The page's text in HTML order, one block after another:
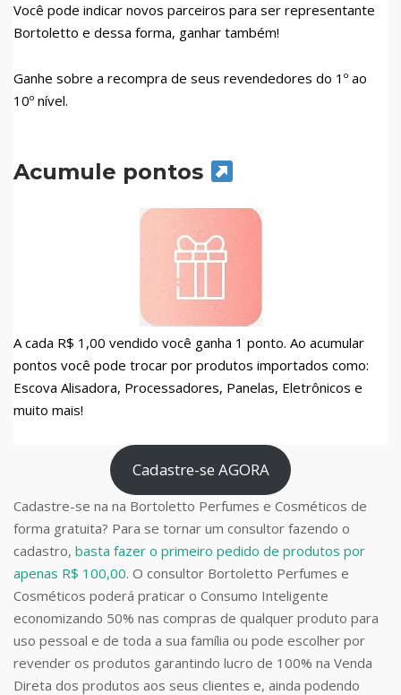
Você pode indicar novos parceiros para ser representante
Bortoletto e dessa forma, ganhar também!
Ganhe sobre a recompra de seus revendedores do 1º ao
10º nível.
Acumule pontos
A cada R$ 1,00 vendido você ganha 1 ponto. Ao acumular
pontos você pode trocar por produtos importados como:
Escova Alisadora, Processadores, Panelas, Eletrônicos e
muito mais!
Cadastre-se AGORA
Cadastre-se na na Bortoletto Perfumes e Cosméticos de
forma gratuita? Para se tornar um consultor fazendo o
cadastro, basta fazer o primeiro pedido de produtos por
apenas R$ 100,00. O consultor Bortoletto Perfumes e
Cosméticos poderá praticar o Consumo Inteligente
economizando 50% nas compras de qualquer produto para
uso pessoal e de toda a sua família ou pode escolher por
revender os produtos garantindo lucro de 100% na Venda
Direta dos produtos aos seus clientes e, ainda podendo